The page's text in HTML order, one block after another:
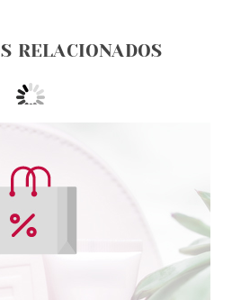
RELACIONADOS